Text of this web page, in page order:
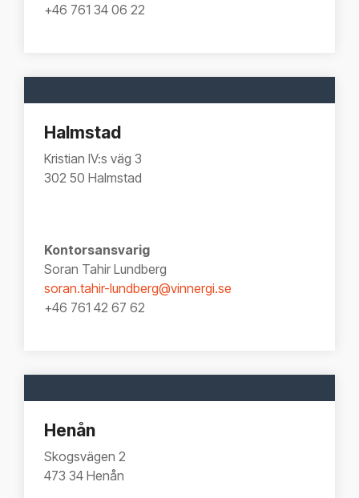
+46 761 34 06 22
Halmstad
Kristian IV:s väg 3
302 50 Halmstad
Kontorsansvarig
Soran Tahir Lundberg
soran.tahir-lundberg@vinnergi.se
+46 761 42 67 62
Henån
Skogsvägen 2
473 34 Henån